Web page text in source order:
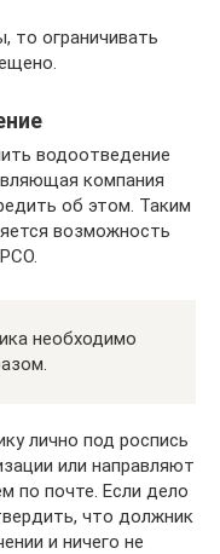
то ограничивать
водоотведение
компания
об этом. Таким
возможность
необходимо
лично под роспись
или направляют
по почте. Если дело
что должник
и ничего не